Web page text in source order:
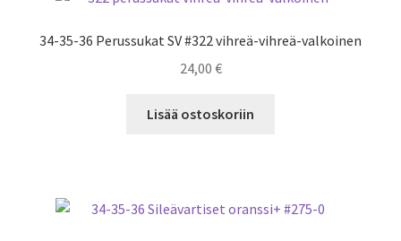
34-35-36 Perussukat SV #322 vihreä-vihreä-valkoinen
24,00 €
Lisää ostoskoriin